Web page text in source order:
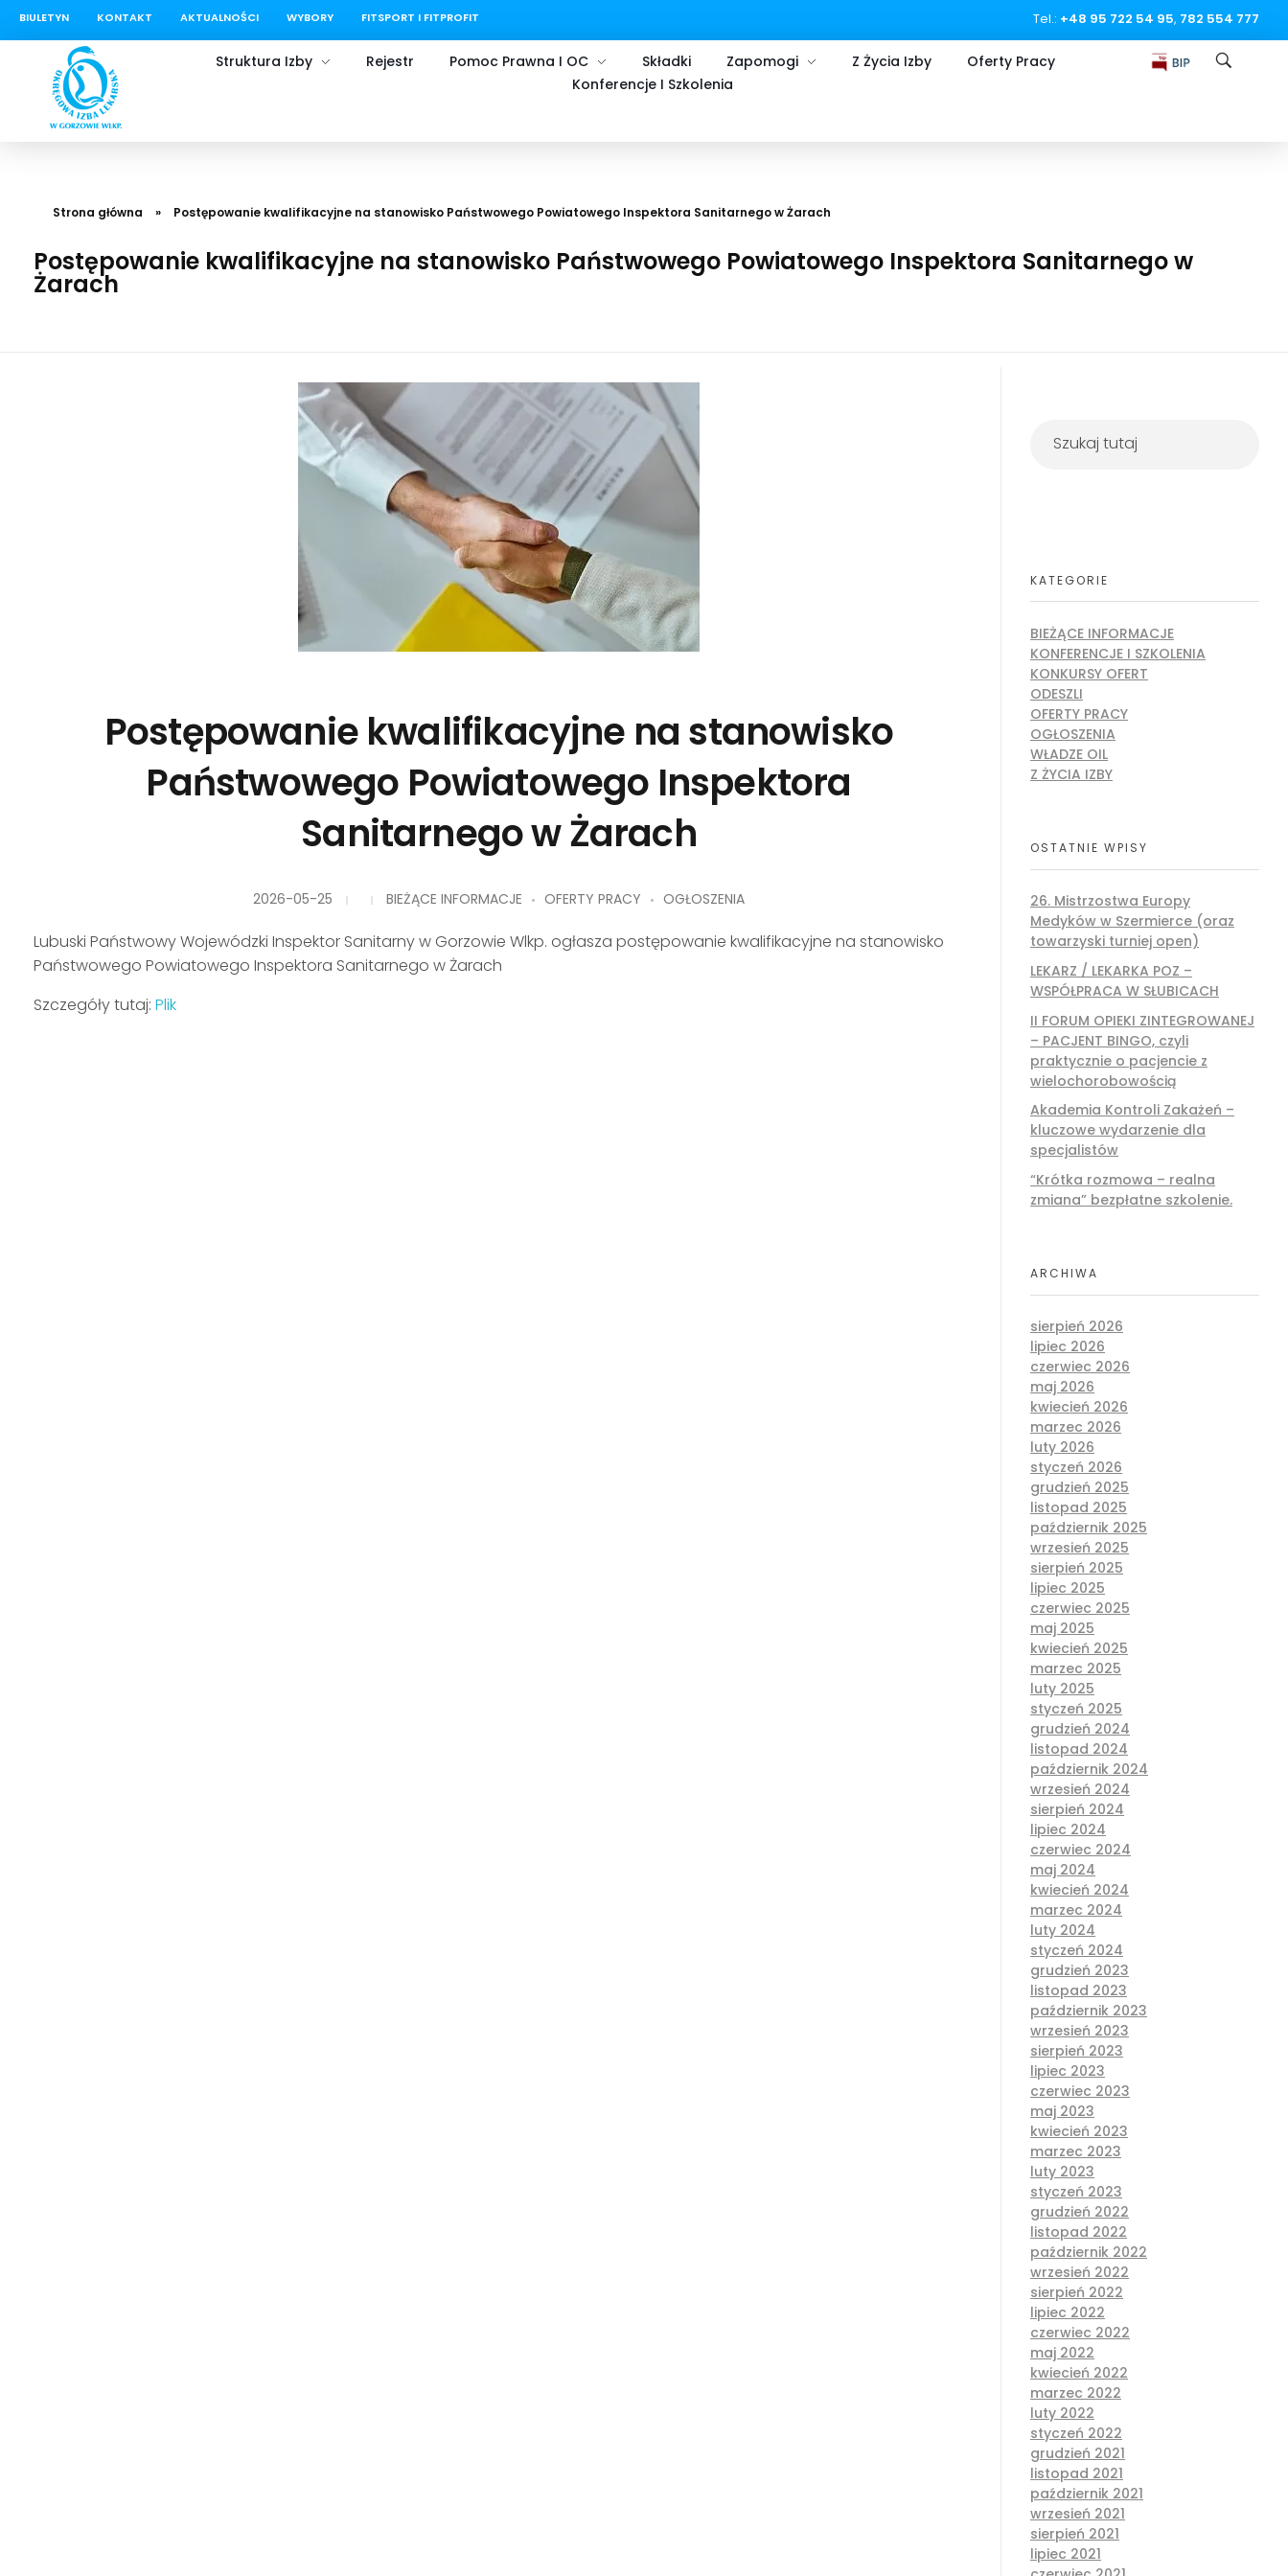
treści
BIULETYN KONTAKT AKTUALNOŚCI WYBORY FITSPORT I FITPROFIT Tel.: +48 95 722 54 95, 782 554 777
Struktura Izby Rejestr Pomoc Prawna I OC Składki Zapomogi Z Życia Izby
Oferty Pracy
Konferencje I Szkolenia
Strona główna » Postępowanie kwalifikacyjne na stanowisko Państwowego Powiatowego Inspektora Sanitarnego w Żarach
Postępowanie kwalifikacyjne na stanowisko Państwowego Powiatowego Inspektora Sanitarnego w
Żarach
Postępowanie kwalifikacyjne na stanowisko
Państwowego Powiatowego Inspektora
Sanitarnego w Żarach
2026-05-25 BIEŻĄCE INFORMACJE OFERTY PRACY OGŁOSZENIA
Lubuski Państwowy Wojewódzki Inspektor Sanitarny w Gorzowie Wlkp. ogłasza postępowanie kwalifikacyjne na stanowisko
Państwowego Powiatowego Inspektora Sanitarnego w Żarach
Szczegóły tutaj: Plik
KATEGORIE
BIEŻĄCE INFORMACJE
KONFERENCJE I SZKOLENIA
KONKURSY OFERT
ODESZLI
OFERTY PRACY
OGŁOSZENIA
WŁADZE OIL
Z ŻYCIA IZBY
OSTATNIE WPISY
26. Mistrzostwa Europy
Medyków w Szermierce (oraz
towarzyski turniej open)
LEKARZ / LEKARKA POZ –
WSPÓŁPRACA W SŁUBICACH
II FORUM OPIEKI ZINTEGROWANEJ
– PACJENT BINGO, czyli
praktycznie o pacjencie z
wielochorobowością
Akademia Kontroli Zakażeń –
kluczowe wydarzenie dla
specjalistów
“Krótka rozmowa – realna
zmiana” bezpłatne szkolenie.
ARCHIWA
sierpień 2026
lipiec 2026
czerwiec 2026
maj 2026
kwiecień 2026
marzec 2026
luty 2026
styczeń 2026
grudzień 2025
listopad 2025
październik 2025
wrzesień 2025
sierpień 2025
lipiec 2025
czerwiec 2025
maj 2025
kwiecień 2025
marzec 2025
luty 2025
styczeń 2025
grudzień 2024
listopad 2024
październik 2024
wrzesień 2024
sierpień 2024
lipiec 2024
czerwiec 2024
maj 2024
kwiecień 2024
marzec 2024
luty 2024
styczeń 2024
grudzień 2023
listopad 2023
październik 2023
wrzesień 2023
sierpień 2023
lipiec 2023
czerwiec 2023
maj 2023
kwiecień 2023
marzec 2023
luty 2023
styczeń 2023
grudzień 2022
listopad 2022
październik 2022
wrzesień 2022
sierpień 2022
lipiec 2022
czerwiec 2022
maj 2022
kwiecień 2022
marzec 2022
luty 2022
styczeń 2022
grudzień 2021
listopad 2021
październik 2021
wrzesień 2021
sierpień 2021
lipiec 2021